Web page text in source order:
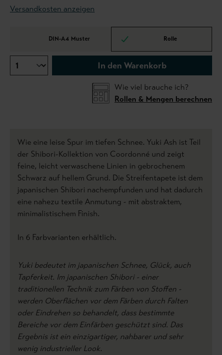
Versandkosten anzeigen
DIN-A4 Muster Rolle
In den Warenkorb
Wie viel brauche ich?
Rollen & Mengen berechnen
Wie eine leise Spur im tiefen Schnee. Yuki Ash ist Teil
der Shibori-Kollektion von Coordonné und zeigt
feine, leicht verwaschene Linien in gebrochenem
Schwarz auf hellem Grund. Die Streifentapete ist dem
japanischen Shibori nachempfunden und hat dadurch
eine nahezu textile Anmutung - mit abstraktem,
minimalistischem Finish.
In 6 Farbvarianten erhältlich.
Yuki bedeutet im japanischen Schnee, Glück, auch
Tapferkeit. Im japanischen Shibori - einer
traditionellen Technik zum Färben von Stoffen -
werden Oberflächen vor dem Färben durch Falten
oder Eindrehen so behandelt, dass bestimmte
Bereiche vor dem Einfärben geschützt sind. Das
Ergebnis ist ein einzigartiger, nahbarer und sehr
wenig industrieller Look.